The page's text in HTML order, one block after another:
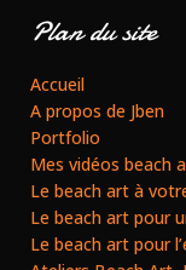
Plan du site
Accueil
A propos de Jben
Portfolio
Mes vidéos beach
Le beach art à
Le beach art pour
Le beach art pour